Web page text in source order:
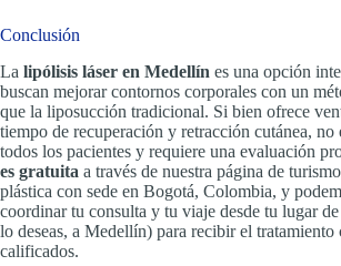
Conclusión
La lipólisis láser en Medellín es una opción
buscan mejorar contornos corporales con un
que la liposucción tradicional. Si bien ofrece
tiempo de recuperación y retracción cutánea, no
todos los pacientes y requiere una evaluación
es gratuita a través de nuestra página de
plástica con sede en Bogotá, Colombia, y
coordinar tu consulta y tu viaje desde tu lugar
lo deseas, a Medellín) para recibir el tratamiento
calificados.